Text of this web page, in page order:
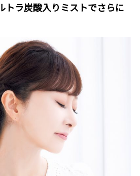
トラ炭酸入りミストでさらに